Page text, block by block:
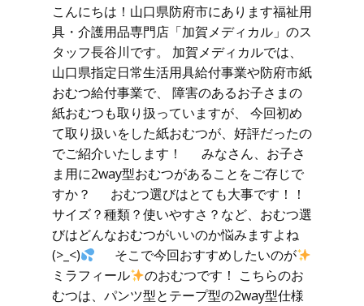
こんにちは！山口県防府市にあります福祉用
具・介護用品専門店「加賀メディカル」のス
タッフ長谷川です。 加賀メディカルでは、
山口県指定日常生活用具給付事業や防府市紙
おむつ給付事業で、 障害のあるお子さまの
紙おむつも取り扱っていますが、 今回初め
て取り扱いをした紙おむつが、好評だったの
でご紹介いたします！ みなさん、お子さ
ま用に2way型おむつがあることをご存じで
すか？ おむつ選びはとても大事です！！
サイズ？種類？使いやすさ？など、おむつ選
びはどんなおむつがいいのか悩みますよね
(>_<)
そこで今回おすすめしたいのが
ミラフィール
のおむつです！ こちらのお
むつは、パンツ型とテープ型の2way型仕様